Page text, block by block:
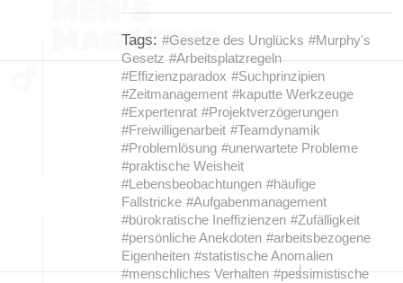
Tags: #Gesetze des Unglücks #Murphy's
Gesetz #Arbeitsplatzregeln
#Effizienzparadox #Suchprinzipien
#Zeitmanagement #kaputte Werkzeuge
#Expertenrat #Projektverzögerungen
#Freiwilligenarbeit #Teamdynamik
#Problemlösung #unerwartete Probleme
#praktische Weisheit
#Lebensbeobachtungen #häufige
Fallstricke #Aufgabenmanagement
#bürokratische Ineffizienzen #Zufälligkeit
#persönliche Anekdoten #arbeitsbezogene
Eigenheiten #statistische Anomalien
#menschliches Verhalten #pessimistische